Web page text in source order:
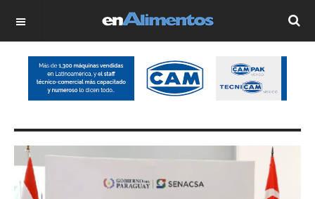
OFF CANVAS